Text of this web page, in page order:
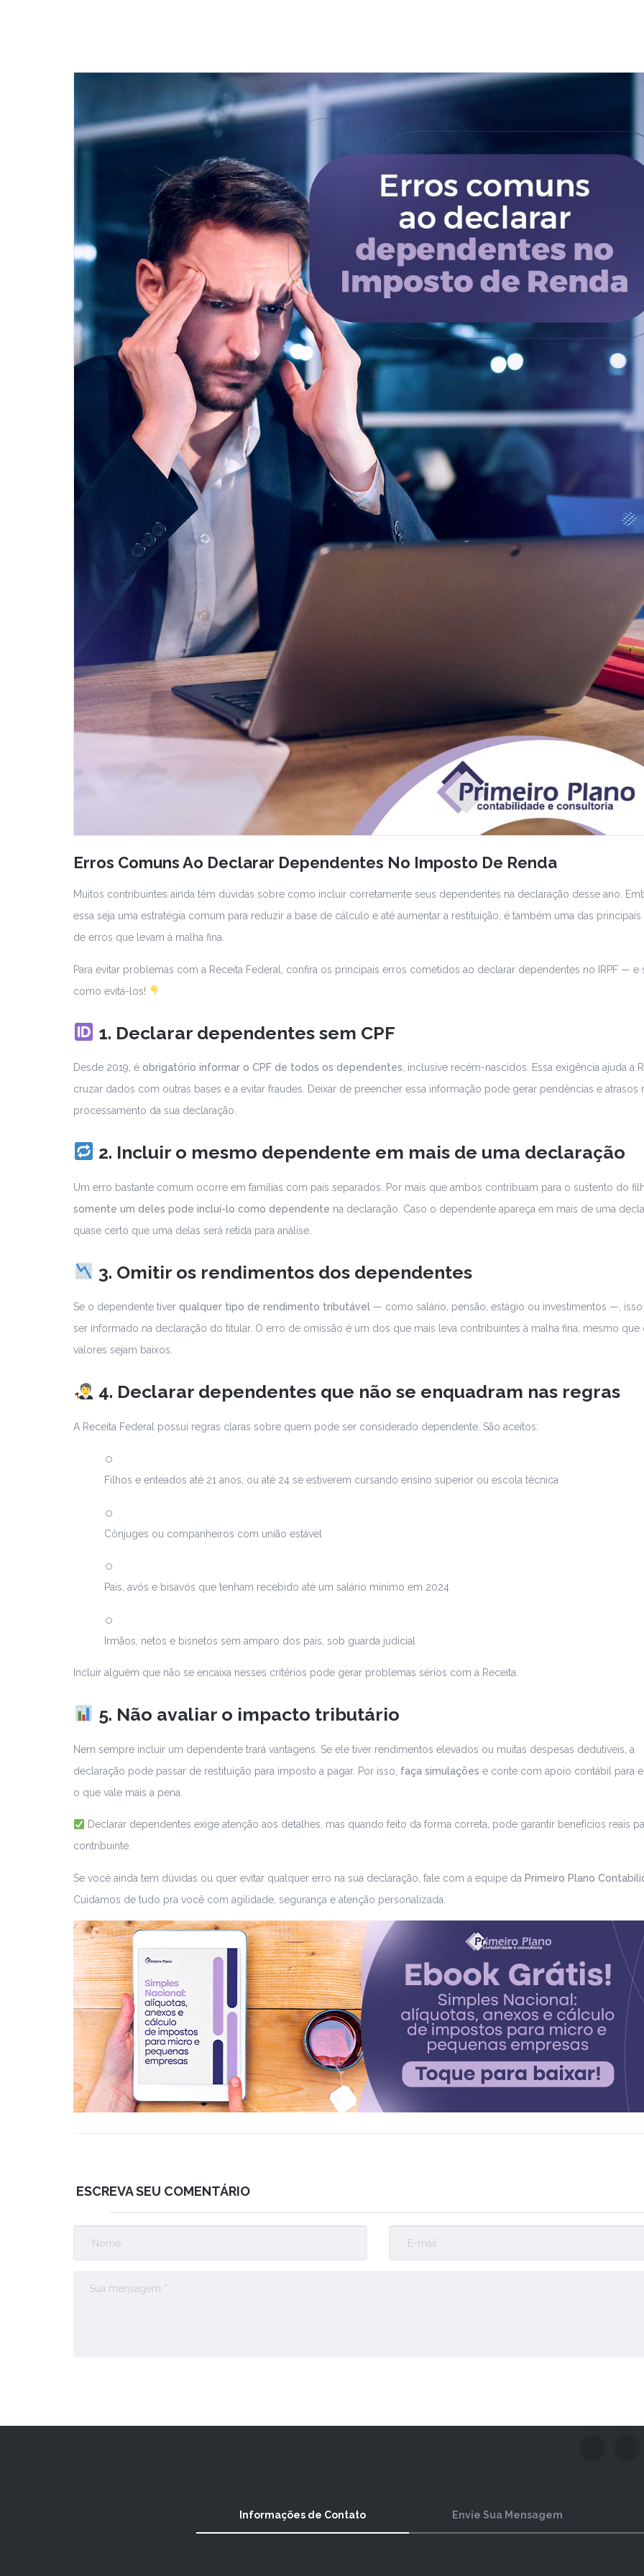
Erros Comuns Ao Declarar Dependentes No Imposto De Renda
Muitos contribuintes ainda têm dúvidas sobre como incluir corretamente seus dependentes na declaração desse ano.
essa seja uma estratégia comum para reduzir a base de cálculo e até aumentar a restituição, é também uma das principais
de erros que levam à malha fina.
Para evitar problemas com a Receita Federal, confira os principais erros cometidos ao declarar dependentes no IRPF — e
como evitá-los!
1. Declarar dependentes sem CPF
Desde 2019, é obrigatório informar o CPF de todos os dependentes, inclusive recém-nascidos. Essa exigência ajuda a
cruzar dados com outras bases e a evitar fraudes. Deixar de preencher essa informação pode gerar pendências e atrasos
processamento da sua declaração.
2. Incluir o mesmo dependente em mais de uma declaração
Um erro bastante comum ocorre em famílias com pais separados. Por mais que ambos contribuam para o sustento do
somente um deles pode incluí-lo como dependente na declaração. Caso o dependente apareça em mais de uma
quase certo que uma delas será retida para análise.
3. Omitir os rendimentos dos dependentes
Se o dependente tiver qualquer tipo de rendimento tributável — como salário, pensão, estágio ou investimentos —,
ser informado na declaração do titular. O erro de omissão é um dos que mais leva contribuintes à malha fina, mesmo que
valores sejam baixos.
4. Declarar dependentes que não se enquadram nas regras
A Receita Federal possui regras claras sobre quem pode ser considerado dependente. São aceitos:
Filhos e enteados até 21 anos, ou até 24 se estiverem cursando ensino superior ou escola técnica
Cônjuges ou companheiros com união estável
Pais, avós e bisavós que tenham recebido até um salário mínimo em 2024
Irmãos, netos e bisnetos sem amparo dos pais, sob guarda judicial
Incluir alguém que não se encaixa nesses critérios pode gerar problemas sérios com a Receita.
5. Não avaliar o impacto tributário
Nem sempre incluir um dependente trará vantagens. Se ele tiver rendimentos elevados ou muitas despesas dedutíveis, a
declaração pode passar de restituição para imposto a pagar. Por isso, faça simulações e conte com apoio contábil para
o que vale mais a pena.
Declarar dependentes exige atenção aos detalhes, mas quando feito da forma correta, pode garantir benefícios reais
contribuinte.
Se você ainda tem dúvidas ou quer evitar qualquer erro na sua declaração, fale com a equipe da Primeiro Plano
Cuidamos de tudo pra você com agilidade, segurança e atenção personalizada.
ESCREVA SEU COMENTÁRIO
Informações de Contato Envie Sua Mensagem